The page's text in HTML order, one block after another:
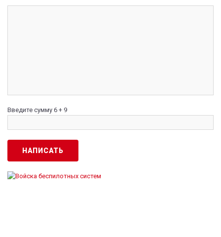
Введите сумму 6 + 9